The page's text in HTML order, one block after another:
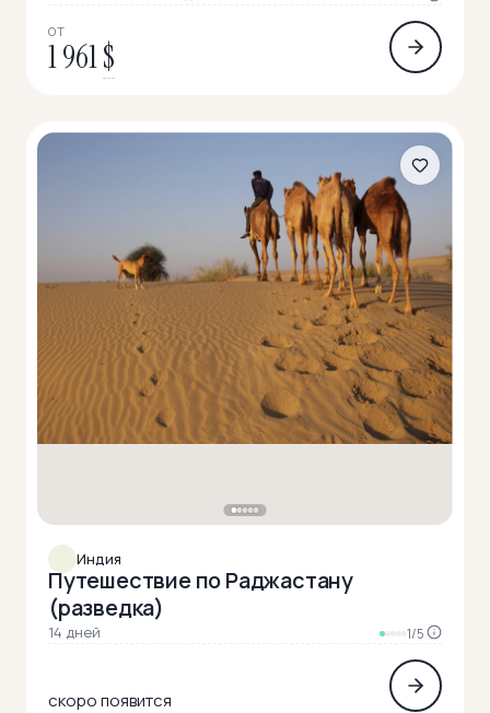
ОТ
1 961$
Индия
Путешествие по Раджастану
(разведка)
14 дней 1/5
скоро появится